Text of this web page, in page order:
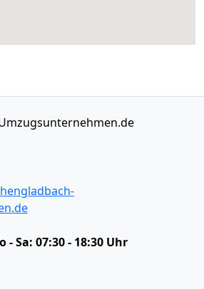
- Sa: 07:30 - 18:30 Uhr